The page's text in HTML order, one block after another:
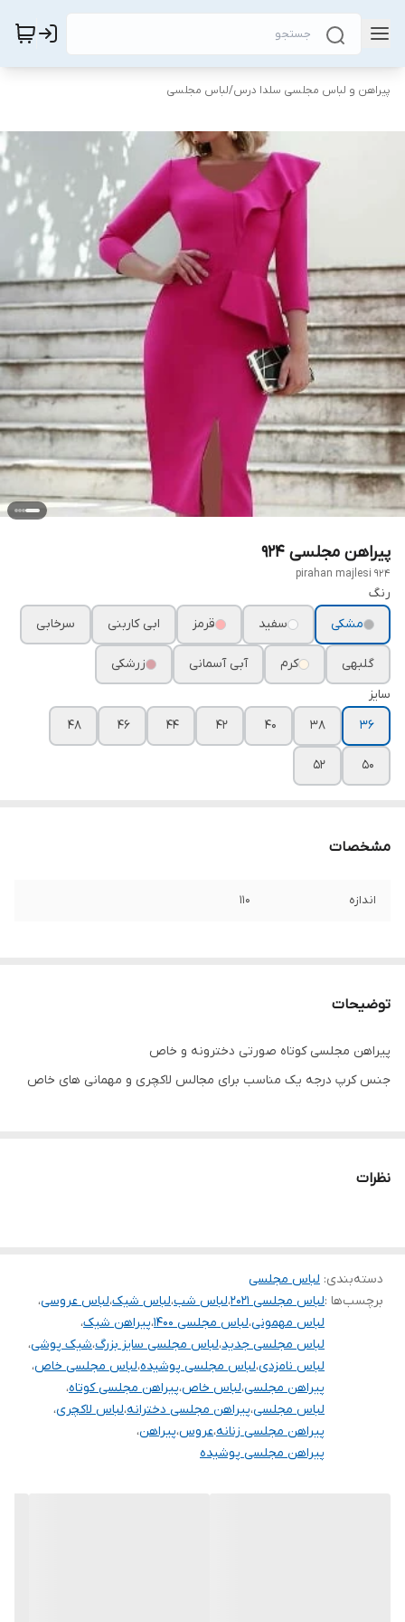
پیراهن و لباس مجلسی سلدا درس/لباس مجلسی
پیراهن مجلسی ۹۲۴
pirahan majlesi 924
رنگ
مشکی
سفید قرمز ابی کاربنی سرخابی
گلبهی کرم آبی آسمانی
زرشکی
سایز
۳۶
۳۸ ۴۰ ۴۲ ۴۴ ۴۶ ۴۸
۵۰ ۵۲
مشخصات
اندازه ۱۱۰
توضیحات
پیراهن مجلسی کوتاه صورتی دخترونه و خاص
جنس کرپ درجه یک مناسب برای مجالس لاکچری و مهمانی های خاص
نظرات
دسته‌بندی: لباس مجلسی
برچسب‌ها :لباس مجلسی ۲۰۲۱ ،لباس شب،لباس شیک،لباس عروسی،
لباس مهمونی،لباس مجلسی ۱۴۰۰ ،پیراهن شیک،
لباس مجلسی جدید،لباس مجلسی سایز بزرگ،شیک پوشی،
لباس نامزدی،لباس مجلسی پوشیده،لباس مجلسی خاص،
پیراهن مجلسی،لباس خاص،پیراهن مجلسی کوتاه،
لباس مجلسی،پیراهن مجلسی دخترانه،لباس لاکچری،
پیراهن مجلسی زنانه،عروس،پیراهن،
پیراهن مجلسی پوشیده